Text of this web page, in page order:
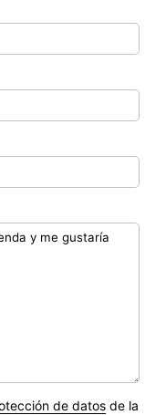
de datosde la